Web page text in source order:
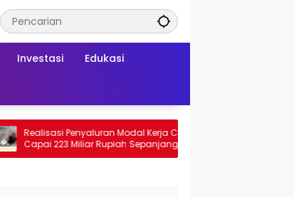
Investasi Edukasi
Realisasi Penyaluran Modal Kerja CNAF
Capai 223 Miliar Rupiah Sepanjang Maret
2026 Ini